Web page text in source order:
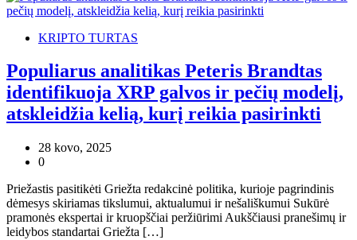
KRIPTO TURTAS
Populiarus analitikas Peteris Brandtas
identifikuoja XRP galvos ir pečių modelį,
atskleidžia kelią, kurį reikia pasirinkti
28 kovo, 2025
0
Priežastis pasitikėti Griežta redakcinė politika, kurioje pagrindinis
dėmesys skiriamas tikslumui, aktualumui ir nešališkumui Sukūrė
pramonės ekspertai ir kruopščiai peržiūrimi Aukščiausi pranešimų ir
leidybos standartai Griežta […]